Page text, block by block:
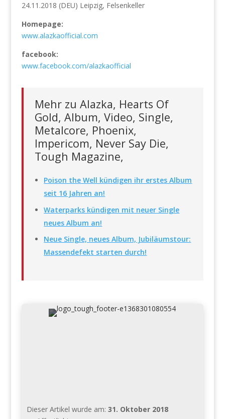
24.11.2018 (DEU) Leipzig, Felsenkeller
Homepage:
www.alazkaofficial.com
facebook:
www.facebook.com/alazkaofficial
Mehr zu Alazka, Hearts Of
Gold, Album, Video, Single,
Metalcore, Phoenix,
Impericom, Never Say Die,
Tough Magazine,
Poison the Well kündigen ihr erstes Album
seit 16 Jahren an!
Waterparks kündigen mit neuer Single
neues Album an!
Neue Single, neues Album, Jubiläumstour:
Massendefekt starten durch!
Dieser Artikel wurde am: 31. Oktober 2018